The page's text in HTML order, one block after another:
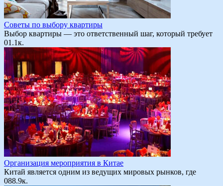
Советы по выбору квартиры
Выбор квартиры — это ответственный шаг, который требует
01.1к.
Организация мероприятия в Китае
Китай является одним из ведущих мировых рынков, где
088.9к.